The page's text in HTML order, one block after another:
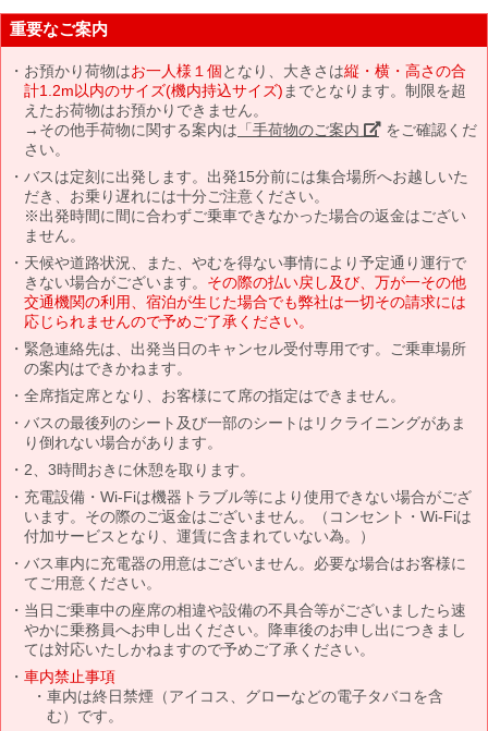
重要なご案内
お預かり荷物はお一人様１個となり、大きさは縦・横・高さの合
計1.2m以内のサイズ(機内持込サイズ) までとなります。制限を超
えたお荷物はお預かりできません。
→その他手荷物に関する案内は 「手荷物のご案内」 をご確認くだ
さい。
バスは定刻に出発します。出発15分前には集合場所へお越しいた
だき、お乗り遅れには十分ご注意ください。
※出発時間に間に合わずご乗車できなかった場合の返金はござい
ません。
天候や道路状況、また、やむを得ない事情により予定通り運行で
きない場合がございます。 その際の払い戻し及び、万が一その他
交通機関の利用、宿泊が生じた場合でも弊社は一切その請求には
応じられませんので予めご了承ください。
緊急連絡先は、出発当日のキャンセル受付専用です。ご乗車場所
の案内はできかねます。
全席指定席となり、お客様にて席の指定はできません。
バスの最後列のシート及び一部のシートはリクライニングがあま
り倒れない場合があります。
2、3時間おきに休憩を取ります。
充電設備・Wi-Fiは機器トラブル等により使用できない場合がござ
います。その際のご返金はございません。（コンセント・Wi-Fiは
付加サービスとなり、運賃に含まれていない為。）
バス車内に充電器の用意はございません。必要な場合はお客様に
てご用意ください。
当日ご乗車中の座席の相違や設備の不具合等がございましたら速
やかに乗務員へお申し出ください。降車後のお申し出につきまし
ては対応いたしかねますので予めご了承ください。
車内禁止事項
車内は終日禁煙（アイコス、グローなどの電子タバコを含
む）です。